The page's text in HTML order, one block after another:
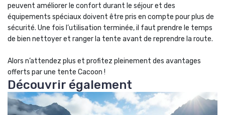
peuvent améliorer le confort durant le séjour et des
équipements spéciaux doivent être pris en compte pour plus de
sécurité. Une fois l’utilisation terminée, il faut prendre le temps
de bien nettoyer et ranger la tente avant de reprendre la route.
Alors n’attendez plus et profitez pleinement des avantages
offerts par une tente Cacoon !
Découvrir également